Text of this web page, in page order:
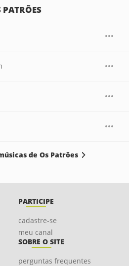
de Os Patrões
PARTICIPE
cadastre-se
meu canal
SOBRE O SITE
perguntas frequentes